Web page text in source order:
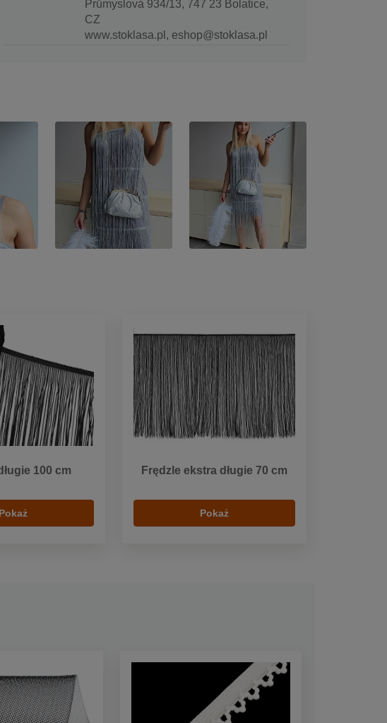
Průmyslová 934/13, 747 23 Bolatice,
CZ
www.stoklasa.pl, eshop@stoklasa.pl
100 cm
Pokaż
Frędzle ekstra długie 70 cm
Pokaż